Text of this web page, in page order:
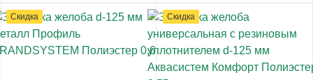
Скидка Скидка